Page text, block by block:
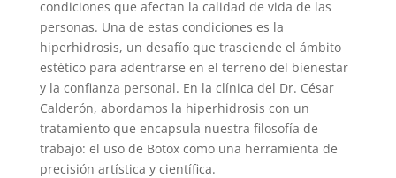
condiciones que afectan la calidad de vida de las
personas. Una de estas condiciones es la
hiperhidrosis, un desafío que trasciende el ámbito
estético para adentrarse en el terreno del bienestar
y la confianza personal. En la clínica del Dr. César
Calderón, abordamos la hiperhidrosis con un
tratamiento que encapsula nuestra filosofía de
trabajo: el uso de Botox como una herramienta de
precisión artística y científica.